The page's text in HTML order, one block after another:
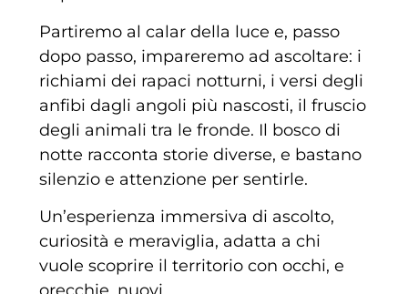
Partiremo al calar della luce e, passo
dopo passo, impareremo ad ascoltare: i
richiami dei rapaci notturni, i versi degli
anfibi dagli angoli più nascosti, il fruscio
degli animali tra le fronde. Il bosco di
notte racconta storie diverse, e bastano
silenzio e attenzione per sentirle.
Un’esperienza immersiva di ascolto,
curiosità e meraviglia, adatta a chi
vuole scoprire il territorio con occhi, e